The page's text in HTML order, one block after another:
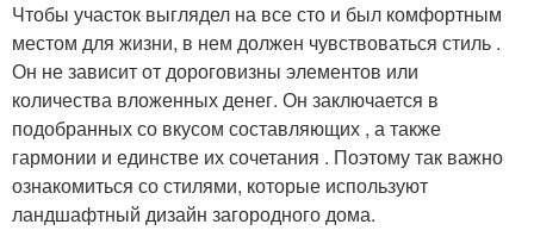
Чтобы участок выглядел на все сто и был комфортным
местом для жизни, в нем должен чувствоваться стиль .
Он не зависит от дороговизны элементов или
количества вложенных денег. Он заключается в
подобранных со вкусом составляющих , а также
гармонии и единстве их сочетания . Поэтому так важно
ознакомиться со стилями, которые используют
ландшафтный дизайн загородного дома.